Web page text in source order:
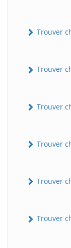
Trouver
Trouver
Trouver
Trouver
Trouver
Trouver